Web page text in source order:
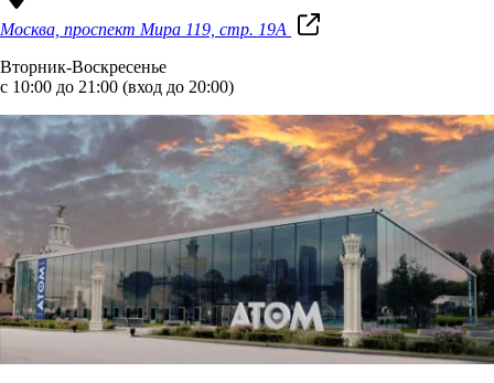
Москва, проспект Мира 119, стр. 19А
Вторник-Воскресенье
с 10:00 до 21:00 (вход до 20:00)